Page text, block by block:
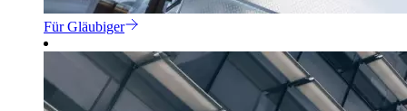
Für Gläubiger